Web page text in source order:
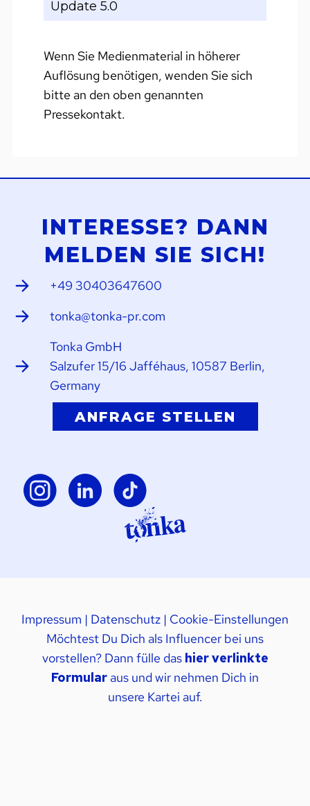
Update 5.0
Wenn Sie Medienmaterial in höherer
Auflösung benötigen, wenden Sie sich
bitte an den oben genannten
Pressekontakt.
INTERESSE? DANN
MELDEN SIE SICH!
+49 30403647600
tonka@tonka-pr.com
Tonka GmbH
Salzufer 15/16 Jafféhaus, 10587 Berlin,
Germany
ANFRAGE STELLEN
Impressum | Datenschutz | Cookie-Einstellungen
Möchtest Du Dich als Influencer bei uns
vorstellen? Dann fülle das hier verlinkte
Formular aus und wir nehmen Dich in
unsere Kartei auf.